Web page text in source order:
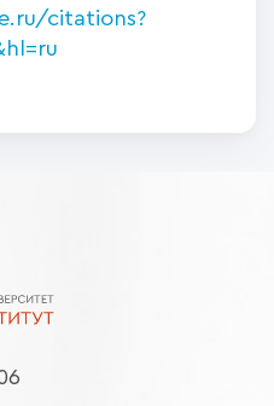
citations?